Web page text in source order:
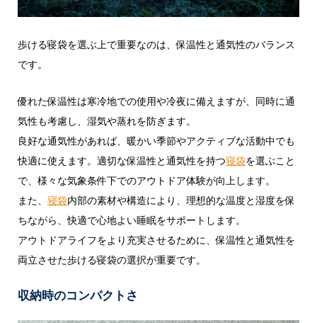
歩ける寝袋を選ぶ上で重要なのは、保温性と通気性のバランス
です。
優れた保温性は寒冷地での使用や冷夜に備えますが、同時に通
気性も考慮し、湿気や蒸れを防ぎます。
良好な通気性があれば、暖かい季節やアクティブな活動中でも
快適に使えます。適切な保温性と通気性を持つ寝袋を選ぶこと
で、様々な気象条件下でのアウトドア体験が向上します。
また、 寝袋内部の素材や構造により、理想的な温度と湿度を保
ちながら、快適で心地よい睡眠をサポートします。
アウトドアライフをより充実させるために、保温性と通気性を
両立させた歩ける寝袋の選択が重要です。
収納時のコンパクトさ